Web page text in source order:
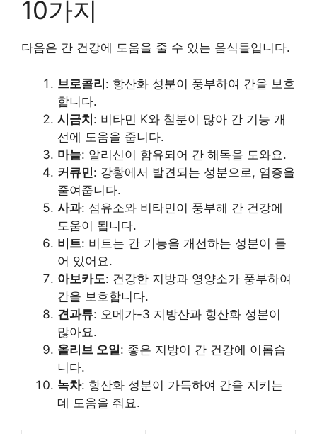
10가지
다음은 간 건강에 도움을 줄 수 있는 음식들입니다.
브로콜리: 항산화 성분이 풍부하여 간을 보호
합니다.
시금치: 비타민 K와 철분이 많아 간 기능 개
선에 도움을 줍니다.
마늘: 알리신이 함유되어 간 해독을 도와요.
커큐민: 강황에서 발견되는 성분으로, 염증을
줄여줍니다.
사과: 섬유소와 비타민이 풍부해 간 건강에
도움이 됩니다.
비트: 비트는 간 기능을 개선하는 성분이 들
어 있어요.
아보카도: 건강한 지방과 영양소가 풍부하여
간을 보호합니다.
견과류: 오메가-3 지방산과 항산화 성분이
많아요.
올리브 오일: 좋은 지방이 간 건강에 이롭습
니다.
녹차: 항산화 성분이 가득하여 간을 지키는
데 도움을 줘요.